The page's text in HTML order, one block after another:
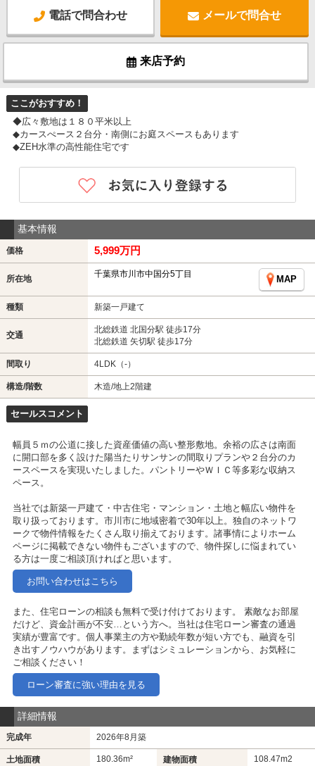
電話で問合わせ メールで問合せ
来店予約
ここがおすすめ！
◆広々敷地は１８０平米以上
◆カースぺース２台分・南側にお庭スペースもあります
◆ZEH水準の高性能住宅です
基本情報
価格 5,999万円
所在地 千葉県市川市中国分5丁目
MAP
種類 新築一戸建て
交通
北総鉄道 北国分駅 徒歩17分
北総鉄道 矢切駅 徒歩17分
間取り 4LDK（-）
構造/階数 木造/地上2階建
セールスコメント
幅員５ｍの公道に接した資産価値の高い整形敷地。余裕の広さは南面
に開口部を多く設けた陽当たりサンサンの間取りプランや２台分のカ
ースペースを実現いたしました。パントリーやＷＩＣ等多彩な収納ス
ペース。
当社では新築一戸建て・中古住宅・マンション・土地と幅広い物件を
取り扱っております。市川市に地域密着で30年以上。独自のネットワ
ークで物件情報をたくさん取り揃えております。諸事情によりホーム
ページに掲載できない物件もございますので、物件探しに悩まれてい
る方は一度ご相談頂ければと思います。
お問い合わせはこちら
また、住宅ローンの相談も無料で受け付けております。 素敵なお部屋
だけど、資金計画が不安…という方へ。当社は住宅ローン審査の通過
実績が豊富です。個人事業主の方や勤続年数が短い方でも、融資を引
き出すノウハウがあります。まずはシミュレーションから、お気軽に
ご相談ください！
ローン審査に強い理由を見る
詳細情報
完成年 2026年8月築
土地面積 180.36m² 建物面積 108.47m2